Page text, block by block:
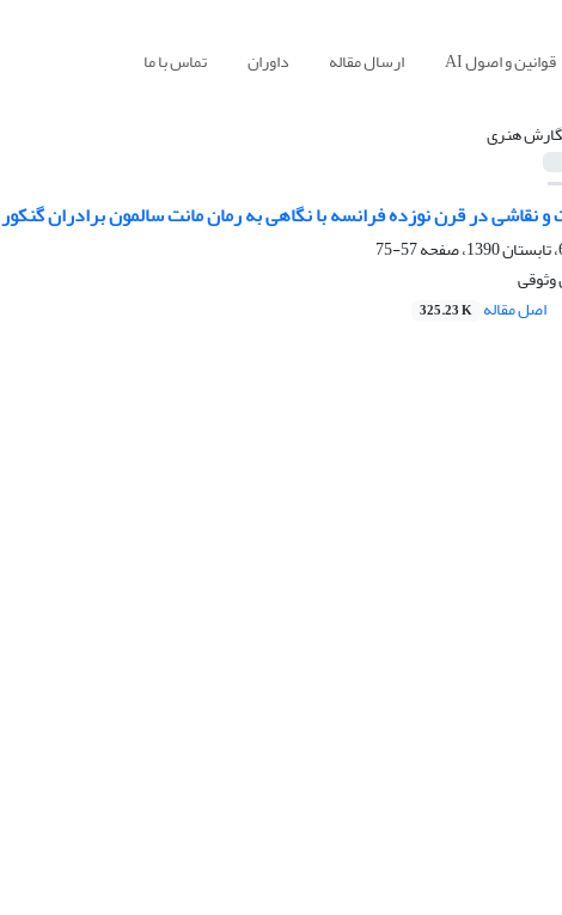
قوانین و اصول AI ارسال مقاله داوران تماس با ما
هنری
نقاشی در قرن نوزده فرانسه با نگاهی به رمان مانت سالمون برادران گنکور
57-75
وثوقی
اصل مقاله 325.23 K